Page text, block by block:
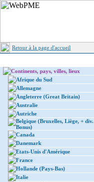
Retour à la page d'accueil
Continents, pays, villes, lieux
Afrique du Sud
Allemagne
Angleterre (Great Britain)
Australie
Autriche
Belgique (Bruxelles, Liège, + div.
Bonus)
Canada
Danemark
Etats-Unis d'Amérique
France
Hollande (Pays-Bas)
Italie